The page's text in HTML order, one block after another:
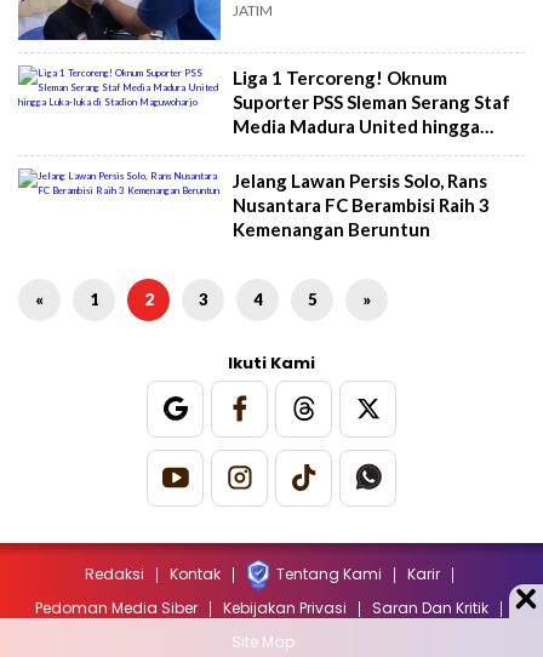
JATIM
Liga 1 Tercoreng! Oknum
Suporter PSS Sleman Serang Staf
Media Madura United hingga
Luka-luka di Stadion
Maguwoharjo
Jelang Lawan Persis Solo, Rans
Nusantara FC Berambisi Raih 3
Kemenangan Beruntun
« 1 2 3 4 5 »
Ikuti Kami
Redaksi Kontak Tentang Kami
Karir
Pedoman Media Siber
Kebijakan Privasi
Saran Dan Kritik
Site Map